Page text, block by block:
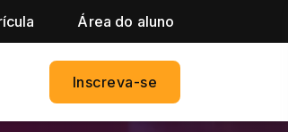
Área do aluno
Inscreva-se